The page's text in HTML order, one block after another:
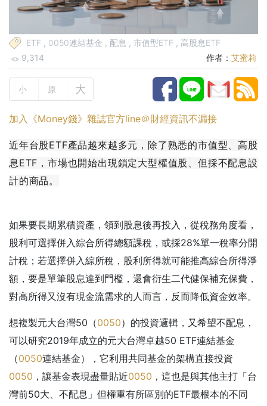
ETF , 0050連結基金 , 配息 , 市值型ETF , 高股息ETF
9,314
作者： 艾蜜莉
小 原 大
加入《Money錢》雜誌官方line＠財經資訊不漏接
近年台股ETF產品越來越多元，除了熟悉的市值型、高股
息ETF，市場也開始出現鎖定大型權值股、但採不配息設
計的商品。
如果要長期累積資產，領到股息後再投入，從稅務角度看，
股利可選擇併入綜合所得總額課稅，或採28%單一稅率分開
計稅；若選擇併入綜所稅，股利所得就可能推高綜合所得淨
額，要是單筆股息達到門檻，還會衍生二代健保補充保費，
對高所得又沒有現金流需求的人而言，反而降低資金效率。
想複製元大台灣50（0050）的投資邏輯，又希望不配息，
可以研究2019年成立的元大台灣卓越50 ETF連結基金
（0050連結基金），它利用共同基金的架構直接投資
0050 ，讓基金表現盡量貼近0050 ，這也是與其他主打「台
灣前50大、不配息」但權重有所區別的ETF最根本的不同